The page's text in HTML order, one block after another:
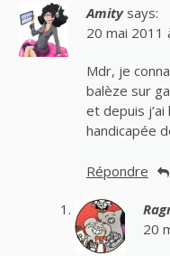
Amity says:
20 mai 2011
Mdr, je
balèze sur
et depuis j’ai
handicapée
Répondre
20